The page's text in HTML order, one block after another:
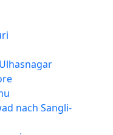
nach Sangli-